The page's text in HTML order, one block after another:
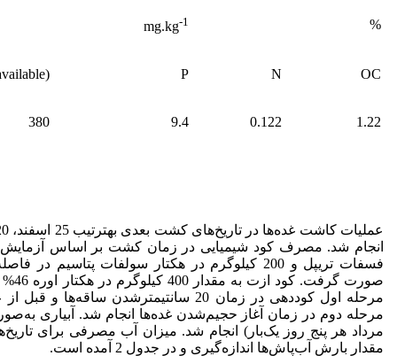
%
mg.kg-1
OC
N
P
1.22
0.122
9.4
380
فسفات تریپل و 200 کیلوگرم در هکتار سولفات
مرحله اول کوددهی در زمان 20
مرداد هر پنج روز یک‌بار) انجام شد. میزان آب مصرفی برای
مقدار بارش آب‌پاش‌ها اندازه‌گیری و در جدول 2 آمده است.